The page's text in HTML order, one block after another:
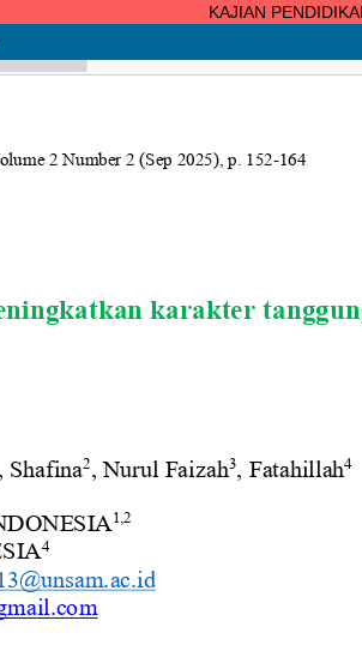
KAJIAN